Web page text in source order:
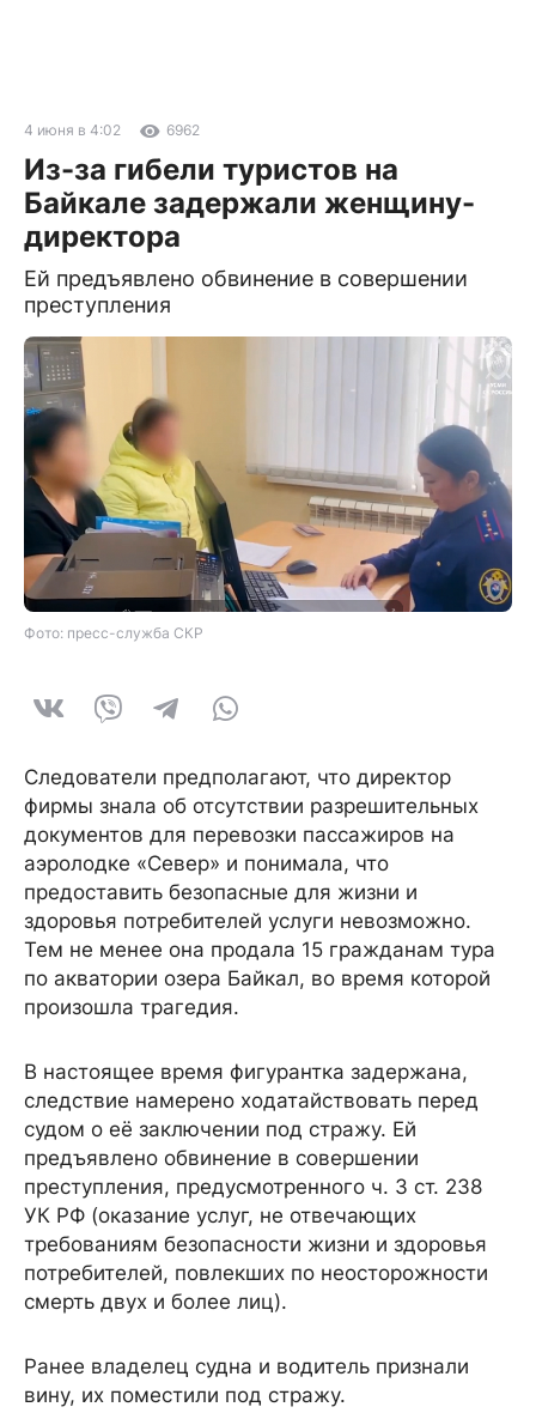
4 июня в 4:02 6962
Из-за гибели туристов на
Байкале задержали женщину-
директора
Ей предъявлено обвинение в совершении
преступления
Фото: пресс-служба СКР
Следователи предполагают, что директор
фирмы знала об отсутствии разрешительных
документов для перевозки пассажиров на
аэролодке «Север» и понимала, что
предоставить безопасные для жизни и
здоровья потребителей услуги невозможно.
Тем не менее она продала 15 гражданам тура
по акватории озера Байкал, во время которой
произошла трагедия.
В настоящее время фигурантка задержана,
следствие намерено ходатайствовать перед
судом о её заключении под стражу. Ей
предъявлено обвинение в совершении
преступления, предусмотренного ч. 3 ст. 238
УК РФ (оказание услуг, не отвечающих
требованиям безопасности жизни и здоровья
потребителей, повлекших по неосторожности
смерть двух и более лиц).
Ранее владелец судна и водитель признали
вину, их поместили под стражу.